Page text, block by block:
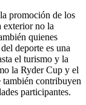
promoción de los
exterior no la
quienes
deporte es una
el turismo y la
la Ryder Cup y el
también contribuyen
participantes.